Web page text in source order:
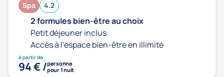
Spa 4.2
2 formules bien-être au choix
Petit déjeuner inclus
Accès à l'espace bien-être en illimité
à partir de
94 € /personne
pour 1 nuit